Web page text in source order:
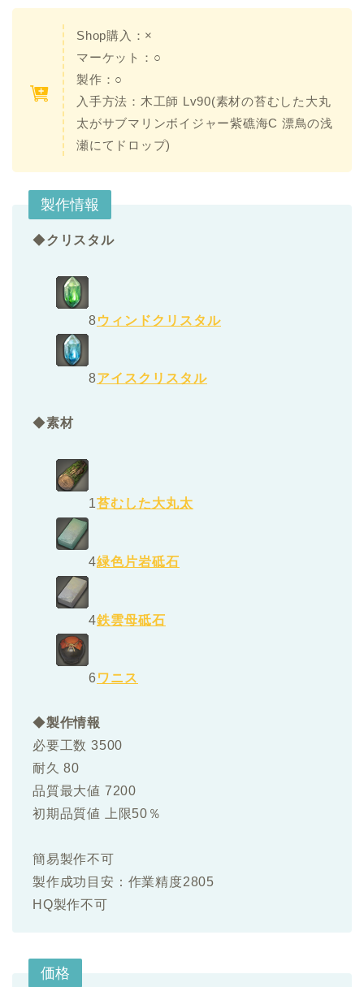
Shop購入：×
マーケット：○
製作：○
入手方法：木工師 Lv90(素材の苔むした大丸
太がサブマリンボイジャー紫礁海C 漂鳥の浅
瀬にてドロップ)
製作情報
◆クリスタル
8ウィンドクリスタル
8アイスクリスタル
◆素材
1苔むした大丸太
4緑色片岩砥石
4鉄雲母砥石
6ワニス
◆製作情報
必要工数 3500
耐久 80
品質最大値 7200
初期品質値 上限50％
簡易製作不可
製作成功目安：作業精度2805
HQ製作不可
価格